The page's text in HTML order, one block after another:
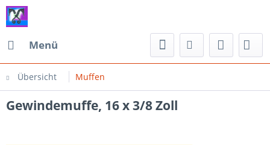
Menü
Übersicht Muffen
Gewindemuffe, 16 x 3/8 Zoll